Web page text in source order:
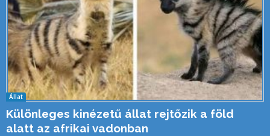
Állat
Különleges kinézetű állat rejtőzik a föld
alatt az afrikai vadonban